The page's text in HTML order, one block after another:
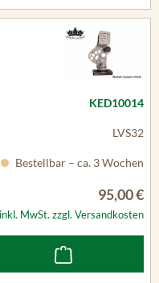
KED10014
LVS32
Bestellbar – ca. 3 Wochen
95,00 €
MwSt. zzgl. Versandkosten